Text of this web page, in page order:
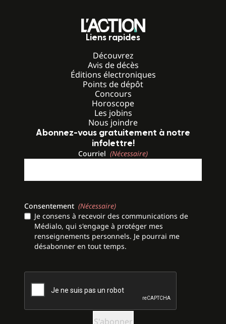
Liens rapides
Découvrez
Avis de décès
Éditions électroniques
Points de dépôt
Concours
Horoscope
Les jobins
Nous joindre
Abonnez-vous gratuitement à notre
infolettre!
Courriel (Nécessaire)
Consentement (Nécessaire)
Je consens à recevoir des communications de
Médialo, qui s'engage à protéger mes
renseignements personnels. Je pourrai me
désabonner en tout temps.
CAPTCHA